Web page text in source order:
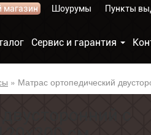
Шоурумы Пункты
Сервис и гарантия
» Матрас ортопедический